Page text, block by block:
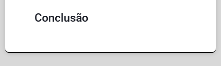
Conclusão